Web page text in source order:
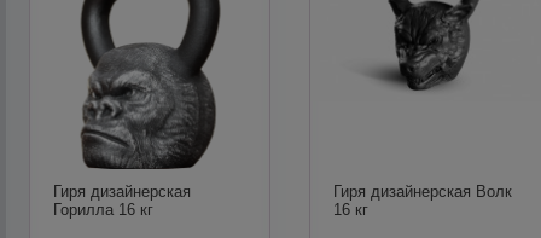
Гиря дизайнерская
Горилла 16 кг
Гиря дизайнерская Волк
16 кг